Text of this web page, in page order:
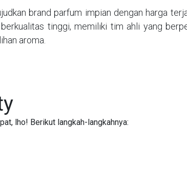
brand parfum impian dengan harga
tinggi, memiliki tim ahli yang
aroma.
lho! Berikut langkah-langkahnya: